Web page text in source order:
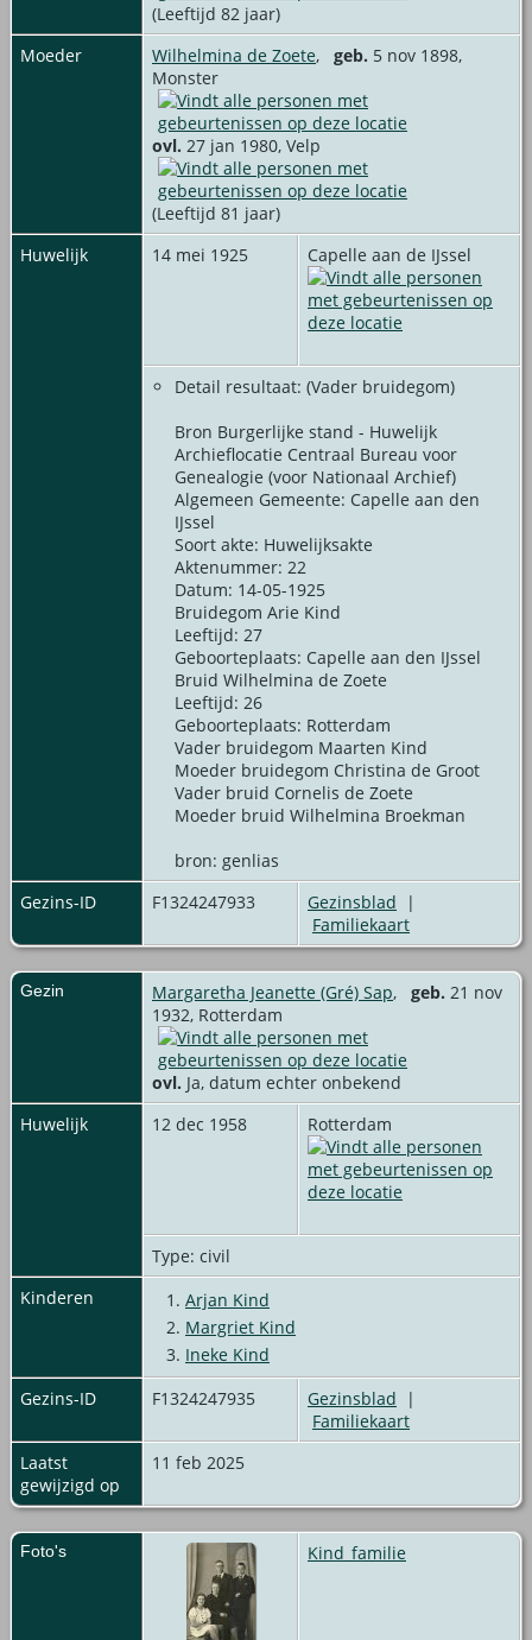
(Leeftijd 82 jaar)
Moeder
Wilhelmina de Zoete, geb. 5 nov 1898,
Monster
ovl. 27 jan 1980, Velp
(Leeftijd 81 jaar)
Huwelijk
14 mei 1925 Capelle aan de IJssel
Detail resultaat: (Vader bruidegom)
Bron Burgerlijke stand - Huwelijk
Archieflocatie Centraal Bureau voor
Genealogie (voor Nationaal Archief)
Algemeen Gemeente: Capelle aan den
IJssel
Soort akte: Huwelijksakte
Aktenummer: 22
Datum: 14-05-1925
Bruidegom Arie Kind
Leeftijd: 27
Geboorteplaats: Capelle aan den IJssel
Bruid Wilhelmina de Zoete
Leeftijd: 26
Geboorteplaats: Rotterdam
Vader bruidegom Maarten Kind
Moeder bruidegom Christina de Groot
Vader bruid Cornelis de Zoete
Moeder bruid Wilhelmina Broekman
bron: genlias
Gezins-ID
F1324247933 Gezinsblad |
Familiekaart
Gezin Margaretha Jeanette (Gré) Sap, geb. 21 nov
1932, Rotterdam
ovl. Ja, datum echter onbekend
Huwelijk
12 dec 1958 Rotterdam
Type: civil
Kinderen
1. Arjan Kind
2. Margriet Kind
3. Ineke Kind
Gezins-ID
F1324247935 Gezinsblad |
Familiekaart
Laatst
gewijzigd op
11 feb 2025
Foto's Kind_familie